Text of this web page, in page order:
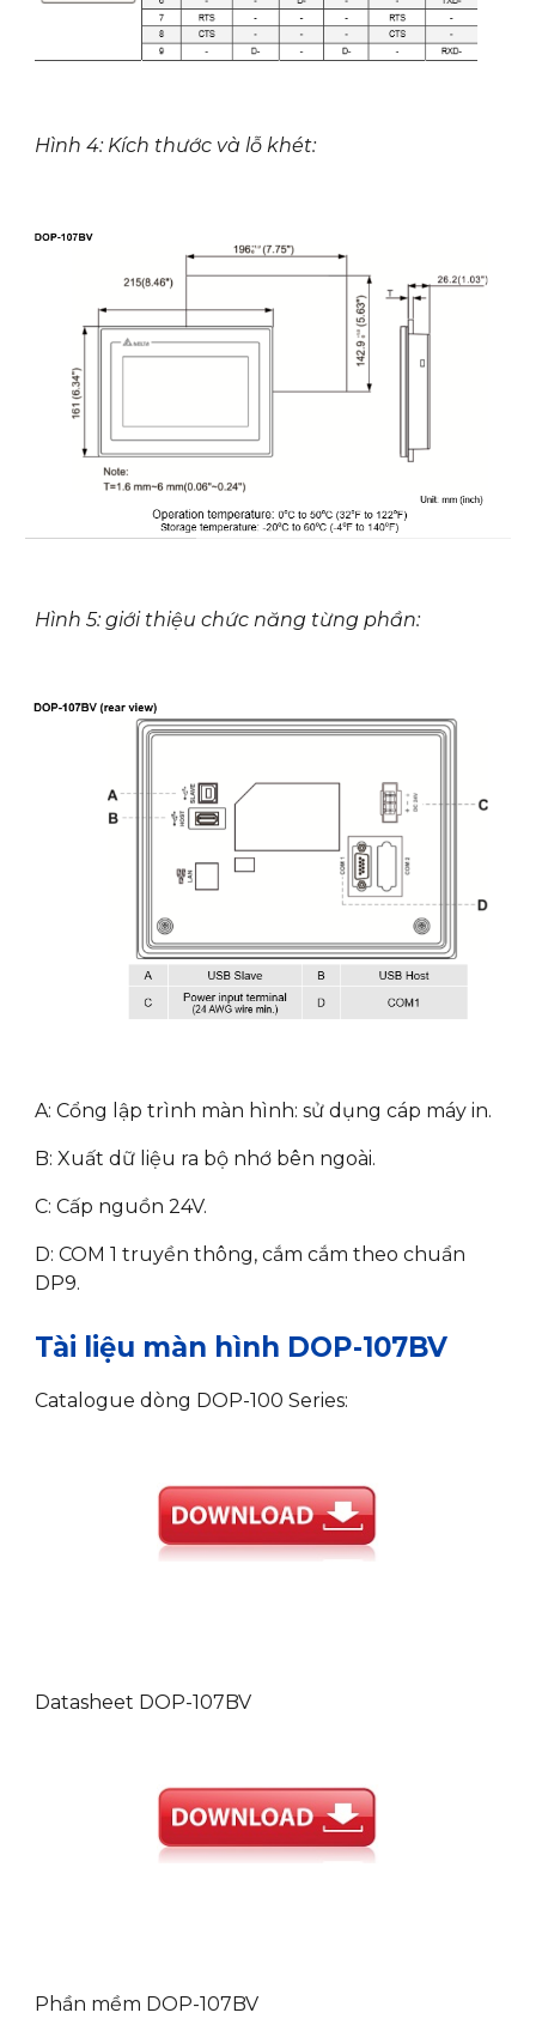
Hình 4: Kích thước và lỗ khét:
Hình 5: giới thiệu chức năng từng phần:
A: Cổng lập trình màn hình: sử dụng cáp máy in.
B: Xuất dữ liệu ra bộ nhớ bên ngoài.
C: Cấp nguồn 24V.
D: COM 1 truyền thông, cắm cắm theo chuẩn
DP9.
Tài liệu màn hình DOP-107BV
Catalogue dòng DOP-100 Series:
Datasheet DOP-107BV
Phần mềm DOP-107BV